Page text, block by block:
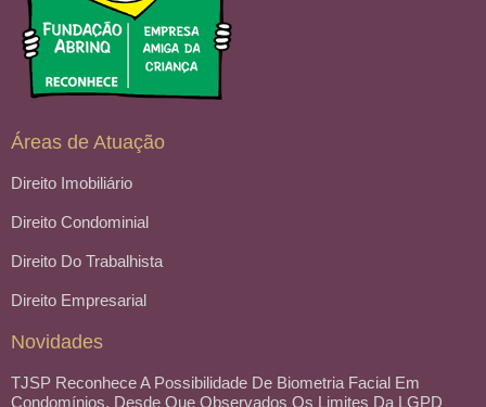
Áreas de Atuação
Direito Imobiliário
Direito Condominial
Direito Do Trabalhista
Direito Empresarial
Novidades
TJSP Reconhece A Possibilidade De Biometria Facial Em
Condomínios, Desde Que Observados Os Limites Da LGPD